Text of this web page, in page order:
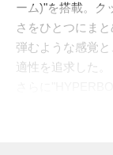
ーム)"を搭載。ク
さをひとつにま
弾むような感覚
適性を追求した。